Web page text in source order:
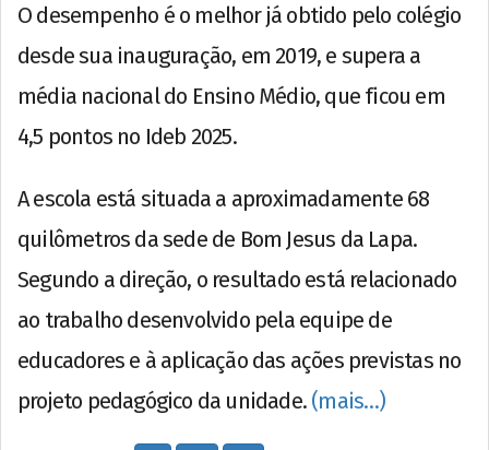
O desempenho é o melhor já obtido pelo colégio
desde sua inauguração, em 2019, e supera a
média nacional do Ensino Médio, que ficou em
4,5 pontos no Ideb 2025.
A escola está situada a aproximadamente 68
quilômetros da sede de Bom Jesus da Lapa.
Segundo a direção, o resultado está relacionado
ao trabalho desenvolvido pela equipe de
educadores e à aplicação das ações previstas no
projeto pedagógico da unidade. (mais…)